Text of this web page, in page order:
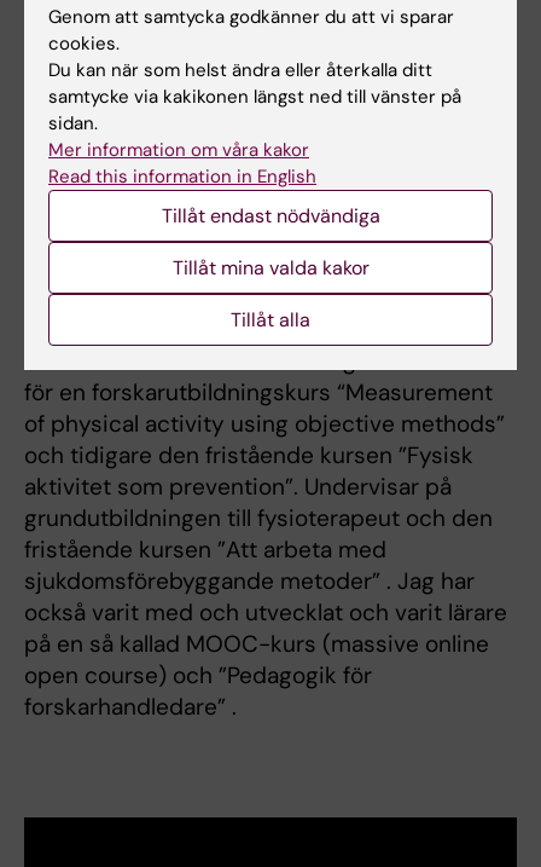
fysioterapeutprogrammet och är nu
grundutbildningsansvarig (GUA) på
institutionen.
Jag har gått allt från grundläggande
pedagogiska kurser, till kurser om
distanslärande, kursdesign och examination,
IT-i utbildningen och pedagogiskt ledarskap.
Min undervisning är främst inom
hälsofrämjande arbete, fysisk aktivitet, träning
för en forskarutbildningskurs “Measurement
of physical activity using objective methods”
och tidigare den fristående kursen ”Fysisk
aktivitet som prevention”. Undervisar på
grundutbildningen till fysioterapeut och den
fristående kursen ”Att arbeta med
sjukdomsförebyggande metoder” . Jag har
också varit med och utvecklat och varit lärare
på en så kallad MOOC-kurs (massive online
open course) och ”Pedagogik för
forskarhandledare” .
Genom att samtycka godkänner du att vi sparar
cookies.
Du kan när som helst ändra eller återkalla ditt
samtycke via kakikonen längst ned till vänster på
sidan.
Mer information om våra kakor
Read this information in English
Tillåt endast nödvändiga
Tillåt mina valda kakor
Tillåt alla